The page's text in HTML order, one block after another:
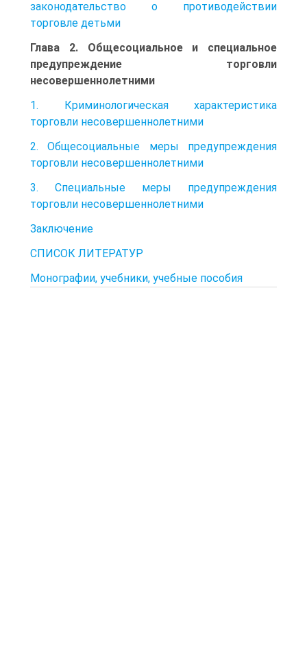
законодательство о противодействии
торговле детьми
Глава 2. Общесоциальное и специальное
предупреждение торговли
несовершеннолетними
1. Криминологическая характеристика
торговли несовершеннолетними
2. Общесоциальные меры предупреждения
торговли несовершеннолетними
3. Специальные меры предупреждения
торговли несовершеннолетними
Заключение
СПИСОК ЛИТЕРАТУР
Монографии, учебники, учебные пособия